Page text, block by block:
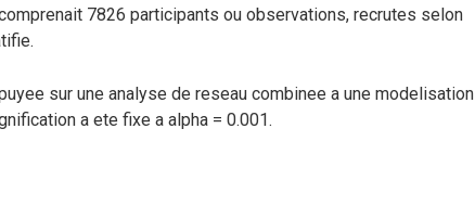
7826 participants ou observations, recrutes selon
sur une analyse de reseau combinee a une modelisation
a ete fixe a alpha = 0.001.